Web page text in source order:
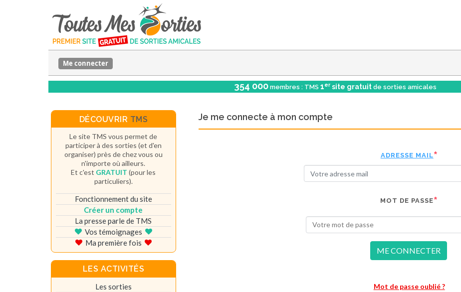
Me connecter
354 000 membres : TMS 1er site gratuit de sorties amicales
Je me connecte à mon compte
ADRESSE MAIL
MOT DE PASSE
ME CONNECTER
Mot de passe oublié ?
DÉCOUVRIR TMS
Le site TMS vous permet de
participer à des sorties (et d'en
organiser) près de chez vous ou
n'importe où ailleurs.
Et c'est GRATUIT (pour les
particuliers).
Fonctionnement du site
Créer un compte
La presse parle de TMS
Vos témoignages
Ma première fois
LES ACTIVITÉS
Les sorties